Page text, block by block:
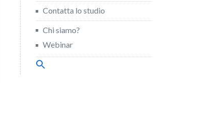
Contatta lo studio
Chi siamo?
Webinar